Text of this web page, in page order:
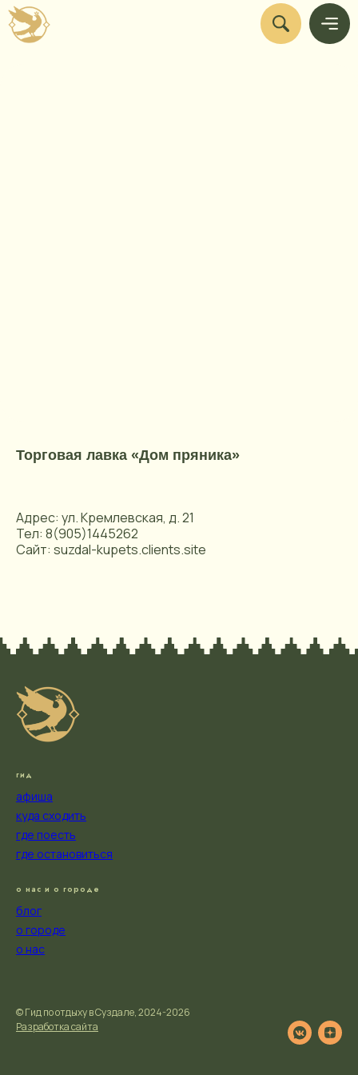
Торговая лавка «Дом пряника»
Адрес: ул. Кремлевская, д. 21
Тел: 8(905)1445262
Сайт: suzdal-kupets.clients.site
гид
афиша
куда сходить
где поесть
где остановиться
о нас и о городе
блог
о городе
о нас
© Гид по отдыху в Суздале, 2024-2026
Разработка сайта